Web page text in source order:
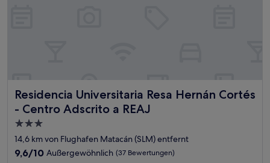
Residencia Universitaria Resa Hernán Cortés
- Centro Adscrito a REAJ
Residencia Universitaria Resa Hernán Cortés - Centro
3.0-
Sterne-
Unterkunft
14,6 km von Flughafen Matacán (SLM) entfernt
9.6
9,6/10 Außergewöhnlich (37 Bewertungen)